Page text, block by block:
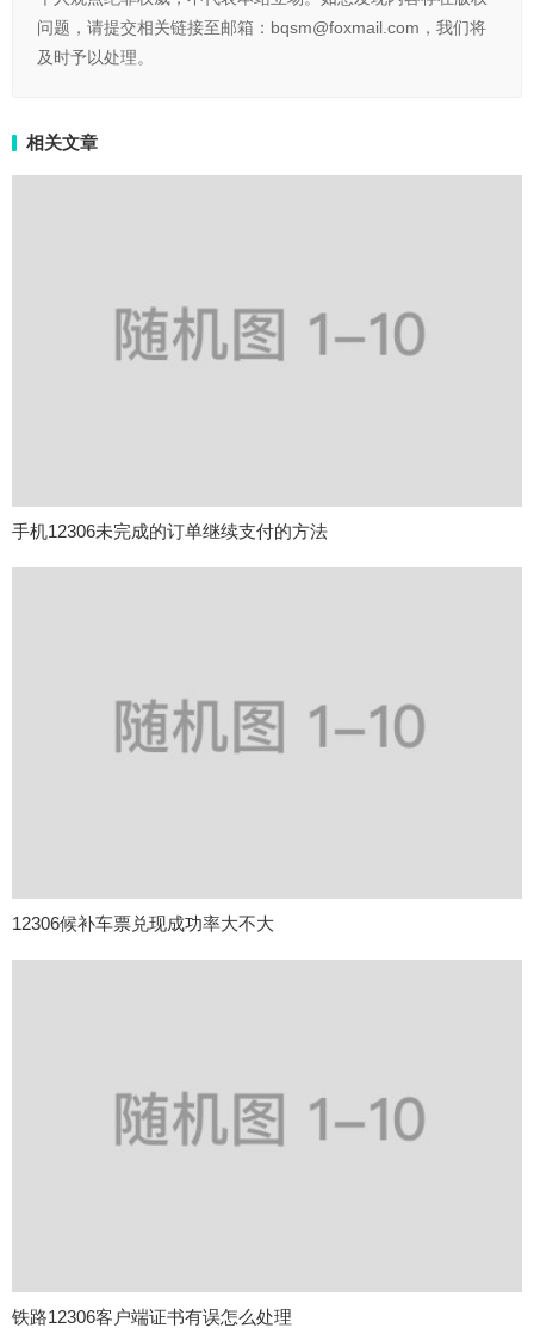
问题，请提交相关链接至邮箱：bqsm@foxmail.com，我们将
及时予以处理。
相关文章
手机12306未完成的订单继续支付的方法
12306候补车票兑现成功率大不大
铁路12306客户端证书有误怎么处理